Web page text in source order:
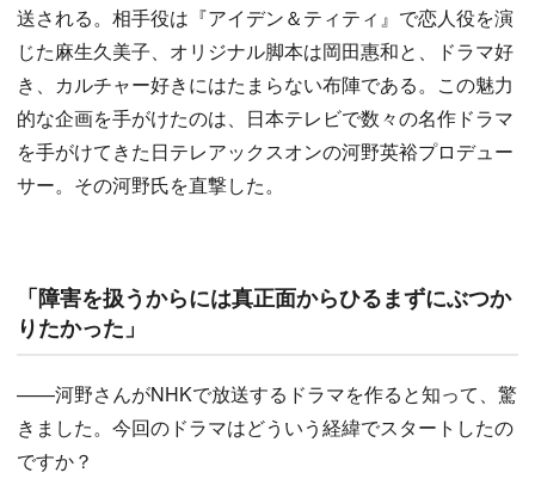
送される。相手役は『アイデン＆ティティ』で恋人役を演
じた麻生久美子、オリジナル脚本は岡田惠和と、ドラマ好
き、カルチャー好きにはたまらない布陣である。この魅力
的な企画を手がけたのは、日本テレビで数々の名作ドラマ
を手がけてきた日テレアックスオンの河野英裕プロデュー
サー。その河野氏を直撃した。
「障害を扱うからには真正面からひるまずにぶつか
りたかった」
——河野さんがNHKで放送するドラマを作ると知って、驚
きました。今回のドラマはどういう経緯でスタートしたの
ですか？